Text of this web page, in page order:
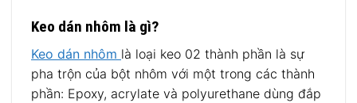
Keo dán nhôm là gì?
Keo dán nhôm là loại keo 02 thành phần là sự
pha trộn của bột nhôm với một trong các thành
phần: Epoxy, acrylate và polyurethane dùng đắp